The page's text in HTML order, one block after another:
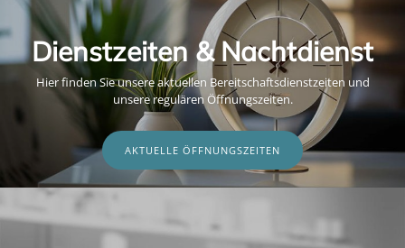
Dienstzeiten & Nachtdienst
Hier finden Sie unsere aktuellen Bereitschaftsdienstzeiten und
unsere regulären Öffnungszeiten.
AKTUELLE ÖFFNUNGSZEITEN